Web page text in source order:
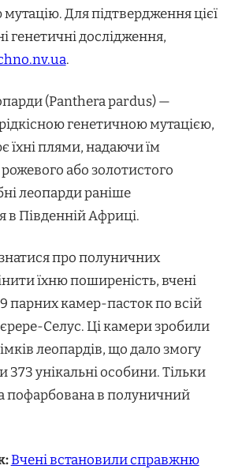
Для підтвердження цієї
генетичні дослідження,
.
(Panthera pardus) —
генетичною мутацією,
їхні плями, надаючи їм
або золотистого
леопарди раніше
в Південній Африці.
про полуничних
їхню поширеність, вчені
парних камер-пасток по всій
Селус. Ці камери зробили
леопардів, що дало змогу
373 унікальні особини. Тільки
пофарбована в полуничний
Вчені встановили справжню